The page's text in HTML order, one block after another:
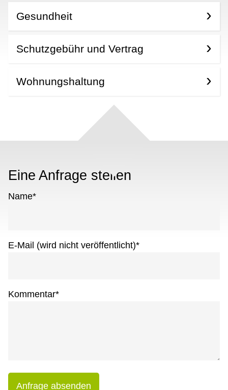
Gesundheit
Schutzgebühr und Vertrag
Wohnungshaltung
Eine Anfrage stellen
Name*
E-Mail (wird nicht veröffentlicht)*
Kommentar*
Anfrage absenden